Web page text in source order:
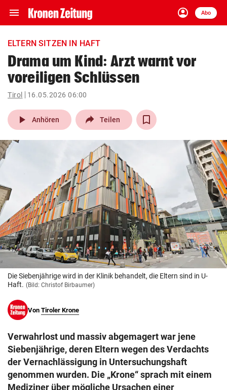
menu Navigation
ein-/ausklappen
account_circle
Anmelden
Abo
close Schließen
account_circle Anmelden
pin_drop
Wien arrow_right
bookmark
eingeben
© Krone Multimedia GmbH & Co KG 2026
Muthgasse 2, 1190 Wien
ELTERN SITZEN IN HAFT
Drama um Kind: Arzt warnt vor
voreiligen Schlüssen
Tirol 16.05.2026 06:00
play_arrow Anhören Teilen
Die Siebenjährige wird in der Klinik behandelt, die Eltern sind in U-
Haft. (Bild: Christof Birbaumer)
Von Tiroler Krone
Verwahrlost und massiv abgemagert war jene
Siebenjährige, deren Eltern wegen des Verdachts
der Vernachlässigung in Untersuchungshaft
genommen wurden. Die „Krone“ sprach mit einem
Mediziner über mögliche Ursachen einer